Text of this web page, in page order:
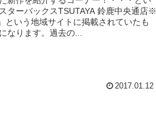
ターバックスTSUTAYA 鈴鹿中央通店※
いう地域サイトに掲載されていたも
なります。過去の...
2017.01.12